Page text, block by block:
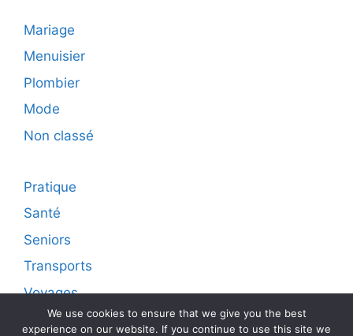
Mariage
Menuisier
Plombier
Mode
Non classé
Pratique
Santé
Seniors
Transports
Voyages
We use cookies to ensure that we give you the best
experience on our website. If you continue to use this site we